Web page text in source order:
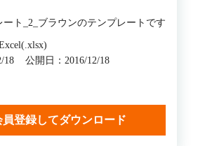
ト_2_ブラウンのテンプレートです
18
公開日：2016/12/18
員登録してダウンロード